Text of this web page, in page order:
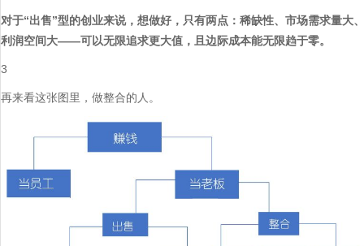
对于“出售”型的创业来说，想做好，只有两点： 稀缺性、市场需求量大、
利润空间大——可以无限追求更大值，且边际成本能无限趋于零。
3
再来看这张图里，做整合的人。